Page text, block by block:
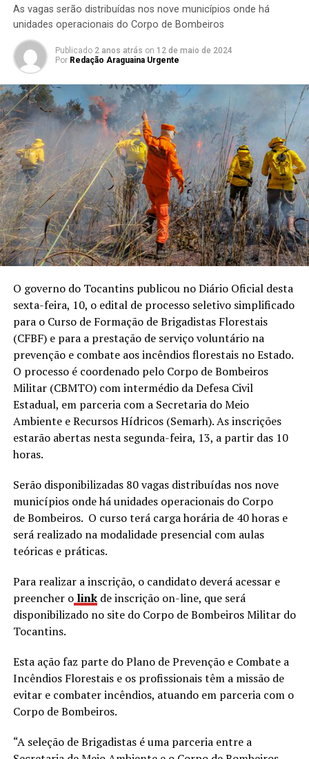
As vagas serão distribuídas nos nove municípios onde há
unidades operacionais do Corpo de Bombeiros
Publicado 2 anos atrás on 12 de maio de 2024
Por Redação Araguaina Urgente
O governo do Tocantins publicou no Diário Oficial desta
sexta-feira, 10, o edital de processo seletivo simplificado
para o Curso de Formação de Brigadistas Florestais
(CFBF) e para a prestação de serviço voluntário na
prevenção e combate aos incêndios florestais no Estado.
O processo é coordenado pelo Corpo de Bombeiros
Militar (CBMTO) com intermédio da Defesa Civil
Estadual, em parceria com a Secretaria do Meio
Ambiente e Recursos Hídricos (Semarh). As inscrições
estarão abertas nesta segunda-feira, 13, a partir das 10
horas.
Serão disponibilizadas 80 vagas distribuídas nos nove
municípios onde há unidades operacionais do Corpo
de Bombeiros. O curso terá carga horária de 40 horas e
será realizado na modalidade presencial com aulas
teóricas e práticas.
Para realizar a inscrição, o candidato deverá acessar e
preencher o linkde inscrição on-line, que será
disponibilizado no site do Corpo de Bombeiros Militar do
Tocantins.
Esta ação faz parte do Plano de Prevenção e Combate a
Incêndios Florestais e os profissionais têm a missão de
evitar e combater incêndios, atuando em parceria com o
Corpo de Bombeiros.
“A seleção de Brigadistas é uma parceria entre a